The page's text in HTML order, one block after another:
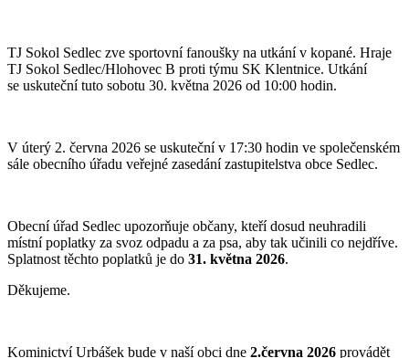
TJ Sokol Sedlec zve sportovní fanoušky na utkání v kopané. Hraje
TJ Sokol Sedlec/Hlohovec B proti týmu SK Klentnice. Utkání
se uskuteční tuto sobotu 30. května 2026 od 10:00 hodin.
V úterý 2. června 2026 se uskuteční v 17:30 hodin ve společenském
sále obecního úřadu veřejné zasedání zastupitelstva obce Sedlec.
Obecní úřad Sedlec upozorňuje občany, kteří dosud neuhradili
místní poplatky za svoz odpadu a za psa, aby tak učinili co nejdříve.
Splatnost těchto poplatků je do 31. května 2026.
Děkujeme.
Kominictví Urbášek bude v naší obci dne 2.června 2026 provádět